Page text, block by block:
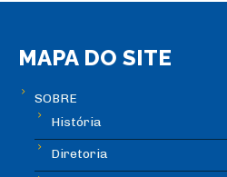
MAPA DO SITE
SOBRE
História
Diretoria